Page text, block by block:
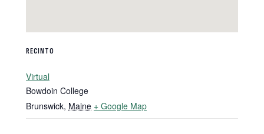
RECINTO
Virtual
Bowdoin College
Brunswick, Maine + Google Map